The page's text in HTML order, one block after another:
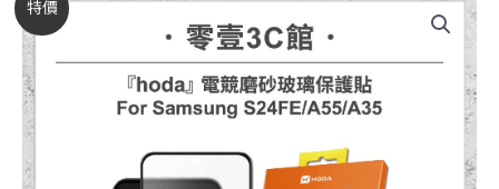
特價
原
始
價
格：
目
前
價
格：
電
競
磨
砂
璃